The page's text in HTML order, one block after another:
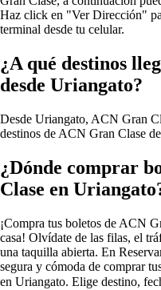
Haz click en "Ver Dirección"
terminal desde tu celular.
¿A qué destinos
desde Uriangato?
Desde Uriangato, ACN Gran
destinos de ACN Gran Clase
¿Dónde comprar
Clase en
¡Compra tus boletos de ACN
casa! Olvídate de las filas, el
una taquilla abierta. En
segura y cómoda de comprar
en Uriangato. Elige destino,